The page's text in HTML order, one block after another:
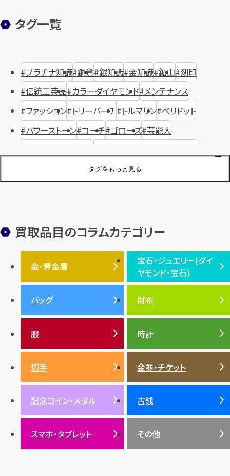
タグ一覧
タグをもっと見る
プラチナ知識 銅貨 銀知識 金知識 鉱山 刻印
伝統工芸品 カラーダイヤモンド メンテナンス
ファッション トリーバーチ トルマリン ペリドット
パワーストーン コーチ ゴローズ 芸能人
ジュエリーブランド オーデマピゲ
装飾品 オメガ シュプリーム ウブロ
エルメス ダイヤモンド ルイ・ヴィトン 豆知識 カルティエ
投資 金地金 金価格・相場 グッチ 買取 プラダ
ティファニー
金貨 ブルガリ
バッグ
アメジスト
バレンシアガ
ルビー 陶磁器・ガラス ブレゲ SDGs
買取品目のコラムカテゴリー
金・貴金属
金・貴金属TOP
プラチナ
銀・シルバー
宝石・ジュエリー(ダイ
ヤモンド・宝石)
宝石・ジュエリー(ダイヤモ
ンド・宝石)TOP
ダイヤモンド
エメラルド
ルビー
サファイア
パール
サンゴ
ヒスイ
バッグ 財布
服 時計
切手 金券・チケット
記念コイン・メダル 古銭
スマホ・タブレット その他